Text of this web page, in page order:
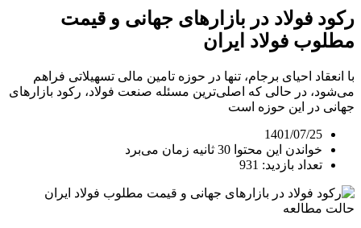
رکود فولاد در بازارهای جهانی و قیمت
مطلوب فولاد ایران
با انعقاد احیای برجام، تنها در حوزه تامین مالی تسهیلاتی فراهم
می‌شود، در حالی که اصلی‌ترین مسئله صنعت فولاد، رکود بازارهای
جهانی در این حوزه است
1401/07/25
خواندن این محتوا 30 ثانیه زمان می‌برد
تعداد بازدید: 931
حالت مطالعه